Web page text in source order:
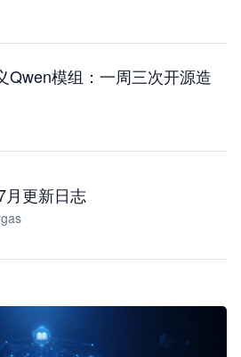
Qwen模组：一周三次开源造
月更新日志